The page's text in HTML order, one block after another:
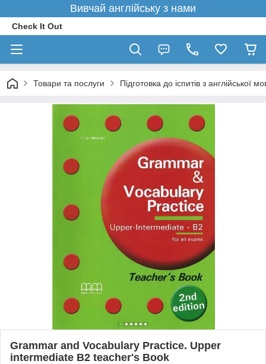
Вивчай англійську з нами
Check It Out
Товари та послуги Підготовка до іспитів з англійської
Grammar and Vocabulary Practice. Upper
intermediate B2 teacher's Book